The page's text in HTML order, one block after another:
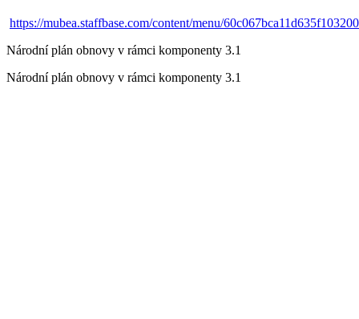
https://mubea.staffbase.com/content/menu/
Národní plán obnovy v rámci komponenty 3.1
Národní plán obnovy v rámci komponenty 3.1